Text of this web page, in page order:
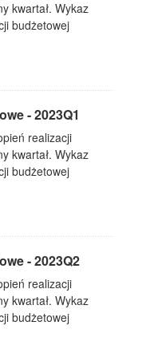
kwartał. Wykaz
budżetowej
- 2023Q1
realizacji
kwartał. Wykaz
budżetowej
- 2023Q2
realizacji
kwartał. Wykaz
budżetowej